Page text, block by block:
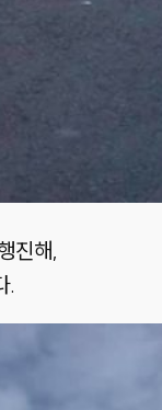
진해,
.